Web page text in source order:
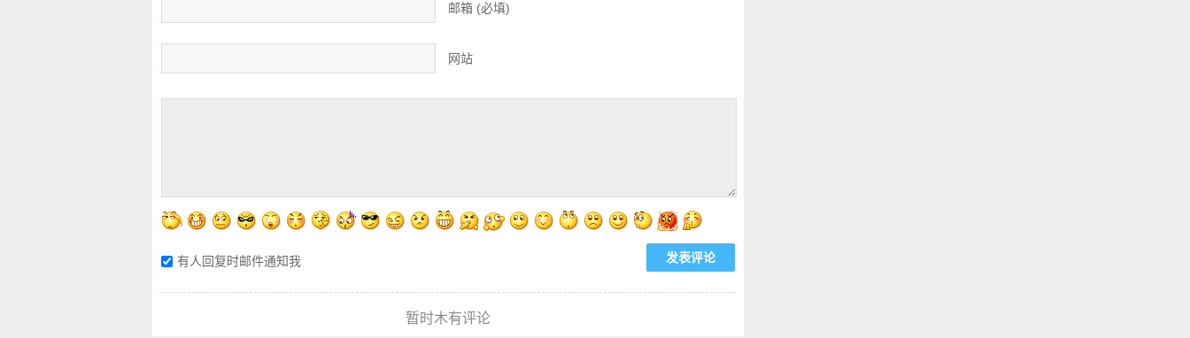
邮箱 (必填)
网站
有人回复时邮件通知我
暂时木有评论